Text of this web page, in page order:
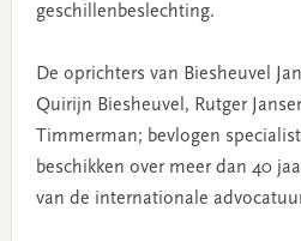
geschillenbeslechting.
De oprichters van Biesheuvel
Quirijn Biesheuvel, Rutger
Timmerman; bevlogen
beschikken over meer dan 40
van de internationale